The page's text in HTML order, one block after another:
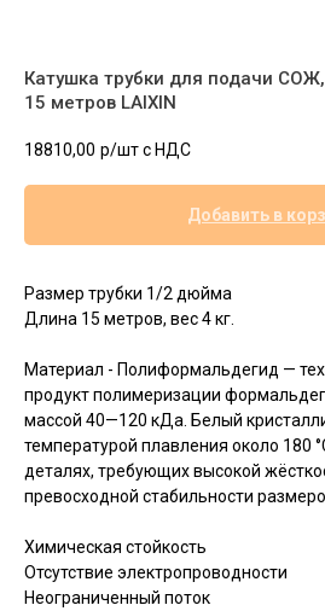
Катушка трубки для подачи
15 метров LAIXIN
18810,00 р/шт c НДС
Добавить в
Размер трубки 1/2 дюйма
Длина 15 метров, вес 4 кг.
Материал - Полиформальдегид —
продукт полимеризации
массой 40—120 кДа. Белый
температурой плавления около 180
деталях, требующих высокой
превосходной стабильности
Химическая стойкость
Отсутствие электропроводности
Неограниченный поток